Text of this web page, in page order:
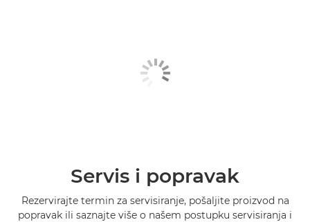
Servis i popravak
Rezervirajte termin za servisiranje, pošaljite proizvod na
popravak ili saznajte više o našem postupku servisiranja i